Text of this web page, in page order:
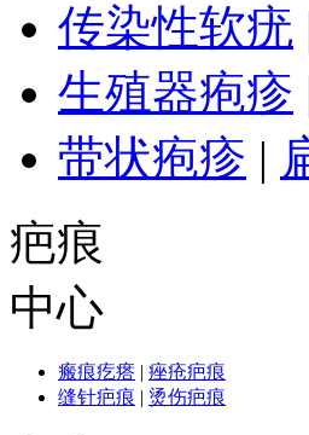
传染性软疣
生殖器疱疹
带状疱疹 |
疤痕
中心
瘢痕疙瘩 | 痤疮疤痕
缝针疤痕 | 烫伤疤痕